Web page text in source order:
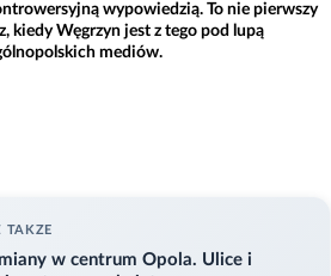
wypowiedzią. To nie pierwszy
kiedy Węgrzyn jest z tego pod lupą
mediów.
TAKZE
w centrum Opola. Ulice i